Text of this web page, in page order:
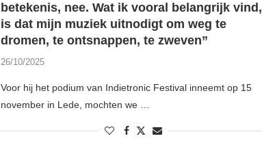
betekenis, nee. Wat ik vooral belangrijk vind,
is dat mijn muziek uitnodigt om weg te
dromen, te ontsnappen, te zweven”
26/10/2025
Voor hij het podium van Indietronic Festival inneemt op 15
november in Lede, mochten we …